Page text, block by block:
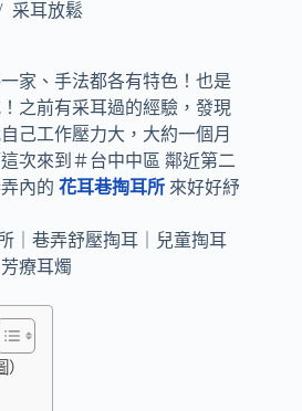
采耳放鬆
家、手法都各有特色！也是
之前有采耳過的經驗，發現
己工作壓力大，大約一個月
次來到＃台中中區 鄰近第二
內的 花耳巷掏耳所 來好好紓